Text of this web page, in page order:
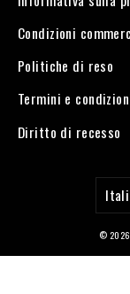
Condizioni
Politiche di reso
Termini e
Diritto di recesso
© 2026